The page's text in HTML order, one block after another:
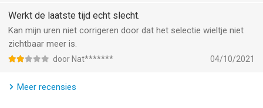
- E-mail
Export uw data per maand (waarden gescheiden door
komma's)
Als u problemen ondervindt, ga naar deze site:
Werkt de laatste tijd echt slecht.
Kan mijn uren niet corrigeren door dat het selectie wieltje niet
zichtbaar meer is.
door Nat******* 04/10/2021
Meer recensies